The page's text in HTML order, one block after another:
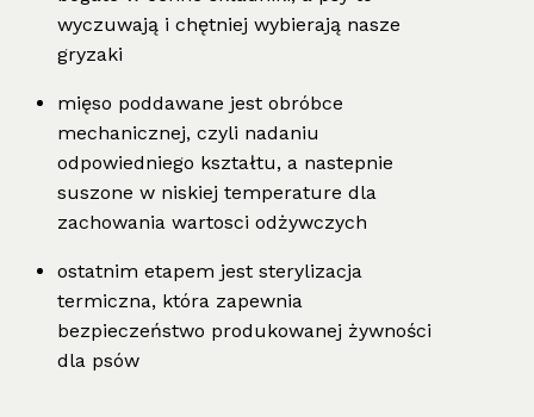
wyczuwają i chętniej wybierają nasze
gryzaki
mięso poddawane jest obróbce
mechanicznej, czyli nadaniu
odpowiedniego kształtu, a nastepnie
suszone w niskiej temperature dla
zachowania wartosci odżywczych
ostatnim etapem jest sterylizacja
termiczna, która zapewnia
bezpieczeństwo produkowanej żywności
dla psów